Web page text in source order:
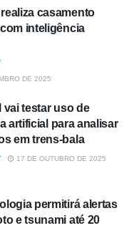
casamento
inteligência
DE 2025
vai testar uso de
artificial para analisar
em trens-bala
17 DE OUTUBRO DE 2025
permitirá alertas
e tsunami até 20